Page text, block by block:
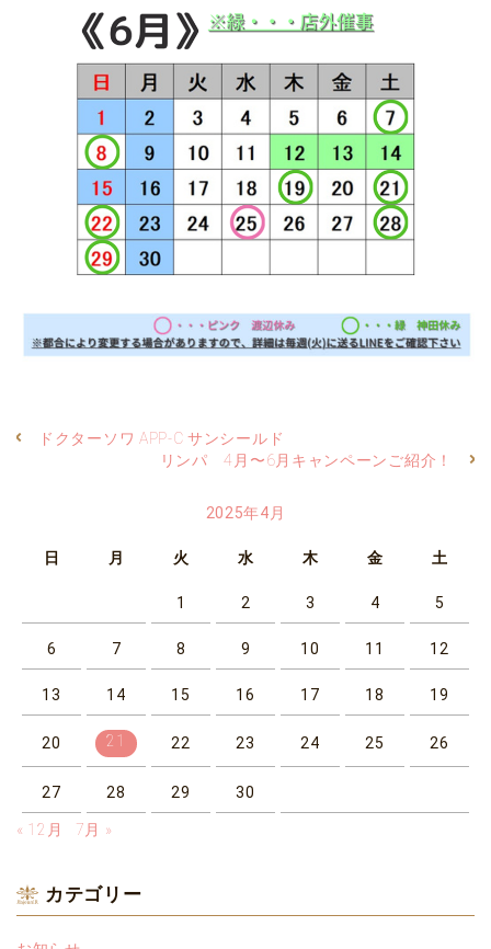
ドクターソワ APP-C サンシールド
リンパ 4月〜6月キャンペーンご紹介！
2025年4月
日 月 火 水 木 金 土
1 2 3 4 5
6 7 8 9 10 11 12
13 14 15 16 17 18 19
20 21 22 23 24 25 26
27 28 29 30
« 12月 7月 »
カテゴリー